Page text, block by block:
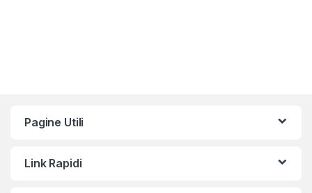
Pagine Utili
Link Rapidi